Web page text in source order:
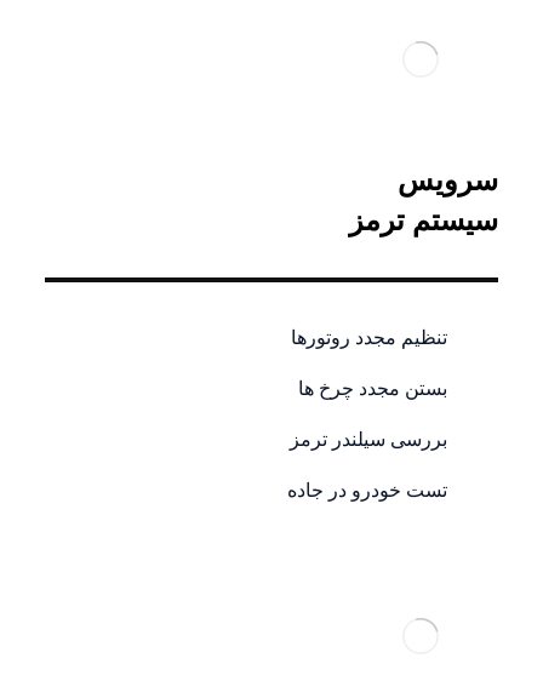
سرویس
سیستم ترمز
تنظیم مجدد روتورها
بستن مجدد چرخ ها
بررسی سیلندر ترمز
تست خودرو در جاده